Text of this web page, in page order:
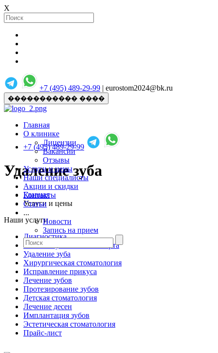
X
+7 (495) 489-29-99 | eurostom2024@bk.ru
����������� ����
Главная
О клинике
Лицензии
Вакансии
Отзывы
Услуги и цены
Наши специалисты
Акции и скидки
Контакты
Статьи
...
Новости
Запись на прием
+7 (495) 489-29-99
Удаление зуба
Главная
Услуги и цены
Наши услуги
Диагностика
Гигиена зубов и полости рта
Удаление зуба
Хирургическая стоматология
Исправление прикуса
Лечение зубов
Протезирование зубов
Детская стоматология
Лечение десен
Имплантация зубов
Эстетическая стоматология
Прайс-лист